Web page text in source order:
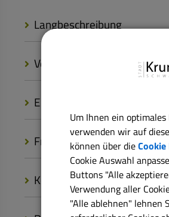
Langbeschreibung
Voraussetzungen
Erforderliche Unterlagen
Fristen
Kosten
Um Ihnen ein
verwenden wir auf
können über die
Cookie Auswahl
Buttons "Alle
Verwendung aller
"Alle ablehnen" lehnen